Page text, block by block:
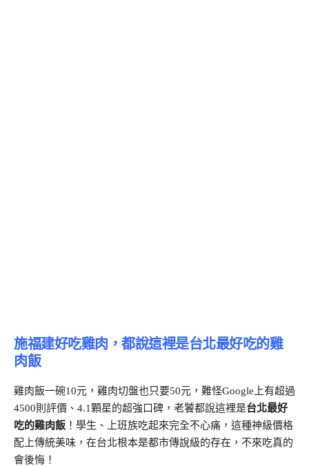
施福建好吃雞肉，都說這裡是台北最好吃的雞
肉飯
雞肉飯一碗10元，雞肉切盤也只要50元，難怪Google上有超過
4500則評價、4.1顆星的超強口碑，老饕都說這裡是台北最好
吃的雞肉飯 ！學生、上班族吃起來完全不心痛，這種神級價格
配上傳統美味，在台北根本是都市傳說級的存在，不來吃真的
會後悔！